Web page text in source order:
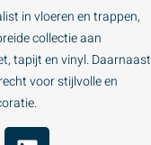
in vloeren en trappen,
collectie aan
tapijt en vinyl. Daarnaast
voor stijlvolle en